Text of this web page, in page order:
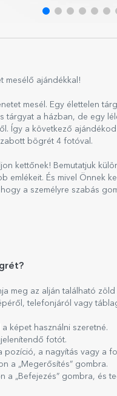
mesélő ajándékkal!
mesél. Egy élettelen
tárgyat a házban, de egy
Így a következő
bögrét 4 fotóval.
kettőnek! Bemutatjuk
emlékeit. És mivel Önnek
a személyre szabás
meg az alján található zöld
telefonjáról vagy
képet használni szeretné.
fotót.
pozíció, a nagyítás vagy a
a „Megerősítés” gombra.
a „Befejezés” gombra, és